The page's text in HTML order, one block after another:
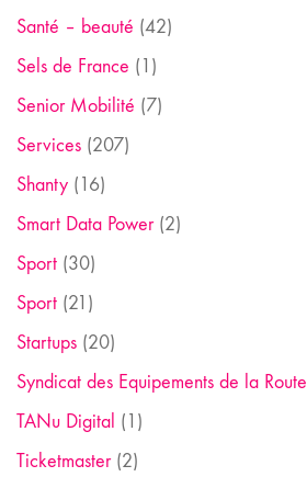
Santé – beauté (42)
Sels de France (1)
Senior Mobilité (7)
Services (207)
Shanty (16)
Smart Data Power(2)
Sport (30)
Sport (21)
Startups (20)
Syndicat des Equipements de la Route
TANu Digital (1)
Ticketmaster(2)